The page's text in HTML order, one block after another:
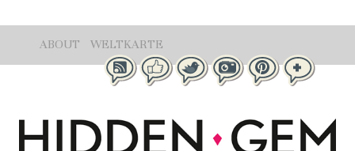
ABOUT WELTKARTE